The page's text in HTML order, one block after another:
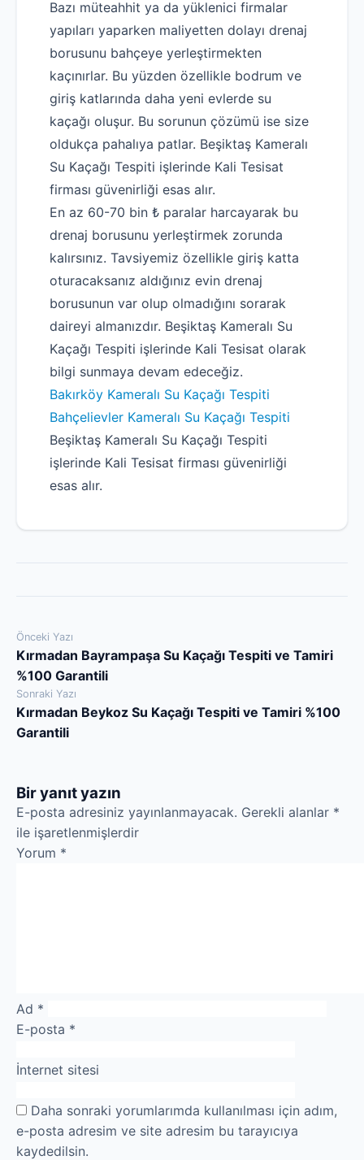
Bazı müteahhit ya da yüklenici firmalar
yapıları yaparken maliyetten dolayı drenaj
borusunu bahçeye yerleştirmekten
kaçınırlar. Bu yüzden özellikle bodrum ve
giriş katlarında daha yeni evlerde su
kaçağı oluşur. Bu sorunun çözümü ise size
oldukça pahalıya patlar. Beşiktaş Kameralı
Su Kaçağı Tespiti işlerinde Kali Tesisat
firması güvenirliği esas alır.
En az 60-70 bin ₺ paralar harcayarak bu
drenaj borusunu yerleştirmek zorunda
kalırsınız. Tavsiyemiz özellikle giriş katta
oturacaksanız aldığınız evin drenaj
borusunun var olup olmadığını sorarak
daireyi almanızdır. Beşiktaş Kameralı Su
Kaçağı Tespiti işlerinde Kali Tesisat olarak
bilgi sunmaya devam edeceğiz.
Bakırköy Kameralı Su Kaçağı Tespiti
Bahçelievler Kameralı Su Kaçağı Tespiti
Beşiktaş Kameralı Su Kaçağı Tespiti
işlerinde Kali Tesisat firması güvenirliği
esas alır.
Yazı
gezinmesi
Önceki Yazı
Kırmadan Bayrampaşa Su Kaçağı Tespiti ve Tamiri
%100 Garantili
Sonraki Yazı
Kırmadan Beykoz Su Kaçağı Tespiti ve Tamiri %100
Garantili
Bir yanıt yazın
E-posta adresiniz yayınlanmayacak. Gerekli alanlar *
ile işaretlenmişlerdir
Yorum *
Ad *
E-posta *
İnternet sitesi
Daha sonraki yorumlarımda kullanılması için adım,
e-posta adresim ve site adresim bu tarayıcıya
kaydedilsin.